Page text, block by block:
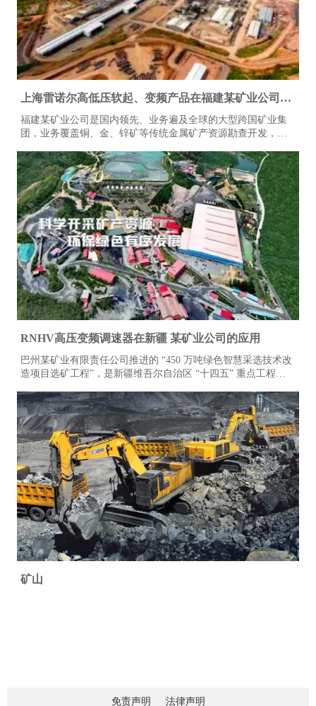
上海雷诺尔高低压软起、变频产品在福建某矿业公司的
应用
福建某矿业公司是国内领先、业务遍及全球的大型跨国矿业集
团，业务覆盖铜、金、锌矿等传统金属矿产资源勘查开发，以
项目，涵盖矿山开采、矿石加工、金属冶炼及新能源原料提纯
等全产业链环节。
RNHV高压变频调速器在新疆 某矿业公司的应用
巴州某矿业有限责任公司推进的 “450 万吨绿色智慧采选技术改
造项目选矿工程”，是新疆维吾尔自治区 “十四五” 重点工程项
与国家资源安全保障中具有重要战略意义。
矿山
免责声明 法律声明